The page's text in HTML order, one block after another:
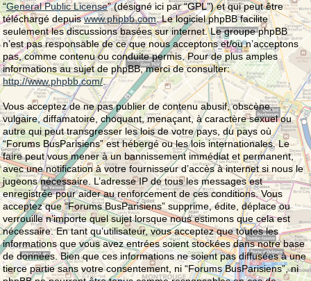
“General Public License” (désigné ici par “GPL”) et qui peut être
téléchargé depuiswww.phpbb.com. Le logiciel phpBB facilite
seulement les discussions basées sur internet. Le groupe phpBB
n’est pas responsable de ce que nous acceptons et/ou n’acceptons
pas, comme contenu ou conduite permis. Pour de plus amples
informations au sujet de phpBB, merci de consulter:
http://www.phpbb.com/.
Vous acceptez de ne pas publier de contenu abusif, obscène,
vulgaire, diffamatoire, choquant, menaçant, à caractère sexuel ou
autre qui peut transgresser les lois de votre pays, du pays où
“Forums BusParisiens” est hébergé ou les lois internationales. Le
faire peut vous mener à un bannissement immédiat et permanent,
avec une notification à votre fournisseur d’accès à internet si nous le
jugeons nécessaire. L’adresse IP de tous les messages est
enregistrée pour aider au renforcement de ces conditions. Vous
acceptez que “Forums BusParisiens” supprime, édite, déplace ou
verrouille n’importe quel sujet lorsque nous estimons que cela est
nécessaire. En tant qu’utilisateur, vous acceptez que toutes les
informations que vous avez entrées soient stockées dans notre base
de données. Bien que ces informations ne soient pas diffusées à une
tierce partie sans votre consentement, ni “Forums BusParisiens”, ni